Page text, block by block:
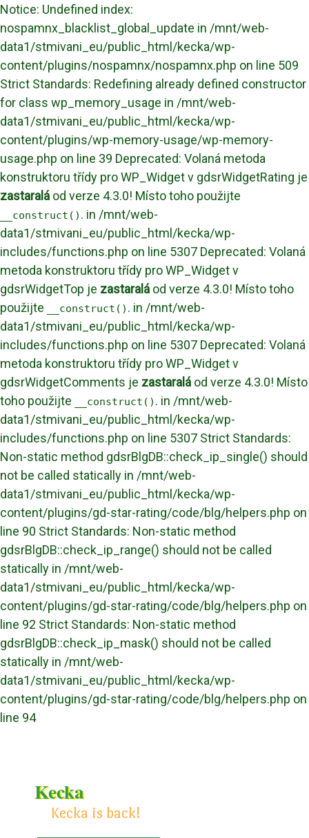
Notice: Undefined index:
nospamnx_blacklist_global_update in /mnt/web-
data1/stmivani_eu/public_html/kecka/wp-
content/plugins/nospamnx/nospamnx.php on line 509
Strict Standards: Redefining already defined constructor
for class wp_memory_usage in /mnt/web-
data1/stmivani_eu/public_html/kecka/wp-
content/plugins/wp-memory-usage/wp-memory-
usage.php on line 39 Deprecated: Volaná metoda
konstruktoru třídy pro WP_Widget v gdsrWidgetRating je
zastaralá od verze 4.3.0! Místo toho použijte
__construct() . in /mnt/web-
data1/stmivani_eu/public_html/kecka/wp-
includes/functions.php on line 5307 Deprecated: Volaná
metoda konstruktoru třídy pro WP_Widget v
gdsrWidgetTop je zastaralá od verze 4.3.0! Místo toho
použijte
__construct() . in /mnt/web-
data1/stmivani_eu/public_html/kecka/wp-
includes/functions.php on line 5307 Deprecated: Volaná
metoda konstruktoru třídy pro WP_Widget v
gdsrWidgetComments je zastaralá od verze 4.3.0! Místo
toho použijte
__construct() . in /mnt/web-
data1/stmivani_eu/public_html/kecka/wp-
includes/functions.php on line 5307 Strict Standards:
Non-static method gdsrBlgDB::check_ip_single() should
not be called statically in /mnt/web-
data1/stmivani_eu/public_html/kecka/wp-
content/plugins/gd-star-rating/code/blg/helpers.php on
line 90 Strict Standards: Non-static method
gdsrBlgDB::check_ip_range() should not be called
statically in /mnt/web-
data1/stmivani_eu/public_html/kecka/wp-
content/plugins/gd-star-rating/code/blg/helpers.php on
line 92 Strict Standards: Non-static method
gdsrBlgDB::check_ip_mask() should not be called
statically in /mnt/web-
data1/stmivani_eu/public_html/kecka/wp-
content/plugins/gd-star-rating/code/blg/helpers.php on
line 94
Kecka
Kecka is back!